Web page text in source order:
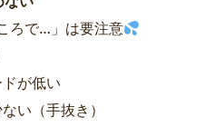
ろで…」は要注意
が低い
い（手抜き）